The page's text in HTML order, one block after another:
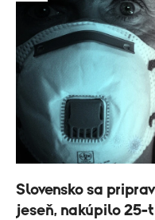
Slovensko sa
jeseň, nakúpilo 25-